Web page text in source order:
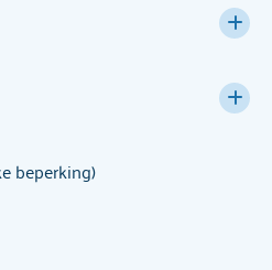
beperking)